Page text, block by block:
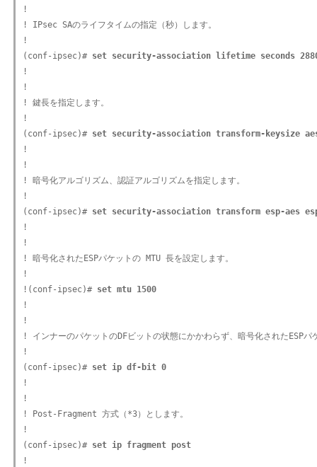
!
! IPsec SAのライフタイムの指定（秒）します。
!
(conf-ipsec)# set security-association lifetime seconds
!
!
! 鍵長を指定します。
!
(conf-ipsec)# set security-association transform-keysize
!
!
! 暗号化アルゴリズム、認証アルゴリズムを指定します。
!
(conf-ipsec)# set security-association transform esp-aes esp-
!
!
! 暗号化されたESPパケットの MTU 長を設定します。
!
!(conf-ipsec)# set mtu 1500
!
!
! インナーのパケットのDFビットの状態にかかわらず、暗号化されたESP
!
(conf-ipsec)# set ip df-bit 0
!
!
! Post-Fragment 方式（*3）とします。
!
(conf-ipsec)# set ip fragment post
!